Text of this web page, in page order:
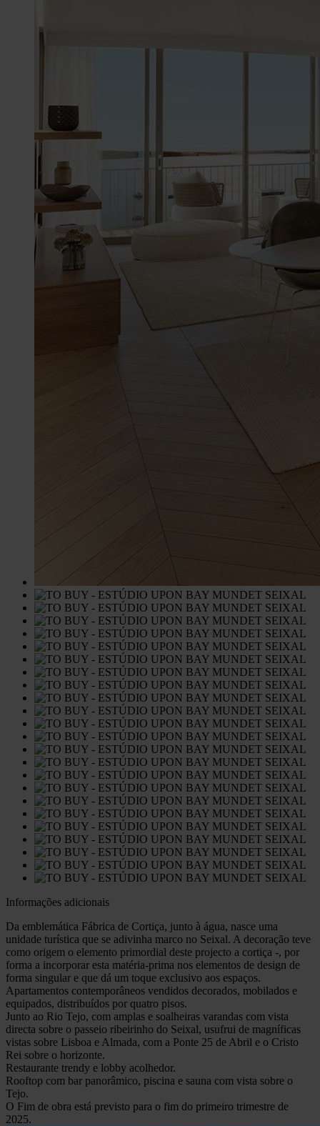
Informações adicionais
Da emblemática Fábrica de Cortiça, junto à água, nasce uma
unidade turística que se adivinha marco no Seixal. A decoração teve
como origem o elemento primordial deste projecto a cortiça -, por
forma a incorporar esta matéria-prima nos elementos de design de
forma singular e que dá um toque exclusivo aos espaços.
Apartamentos contemporâneos vendidos decorados, mobilados e
equipados, distribuídos por quatro pisos.
Junto ao Rio Tejo, com amplas e soalheiras varandas com vista
directa sobre o passeio ribeirinho do Seixal, usufrui de magníficas
vistas sobre Lisboa e Almada, com a Ponte 25 de Abril e o Cristo
Rei sobre o horizonte.
Restaurante trendy e lobby acolhedor.
Rooftop com bar panorâmico, piscina e sauna com vista sobre o
Tejo.
O Fim de obra está previsto para o fim do primeiro trimestre de
2025.